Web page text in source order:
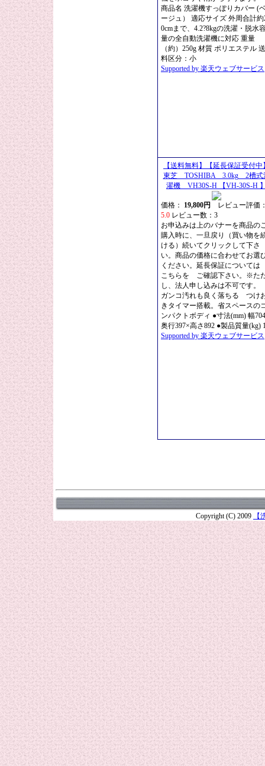
商品名 洗濯機すっぽりカバー (
ージュ） 適応サイズ 外周合計約
0cmまで、4.2?8kgの洗濯・脱水
量の全自動洗濯機に対応 重量
（約）250g 材質 ポリエステル 送
料区分：小
Supported by 楽天ウェブサービス
【送料無料】【延長保証受付中
東芝 TOSHIBA 3.0kg 2槽式
濯機 VH30S-H 【VH-30S-H
価格： 19,800円
レビュー評価
5.0 レビュー数：3
お申込みは上のバナーを商品の
購入時に、一旦戻り（買い物を
ける）続いてクリックして下さ
い。商品の価格に合わせてお選
ください。延長保証について
こちらを ご確認下さい。※た
し、法人申し込みは不可です
ガンコ汚れも良く落ちる つけ
きタイマー搭載。省スペースの
ンパクトボディ ●寸法(mm) 幅
奥行397×高さ892 ●製品質量(kg)
Supported by 楽天ウェブサービス
Copyright (C) 2009